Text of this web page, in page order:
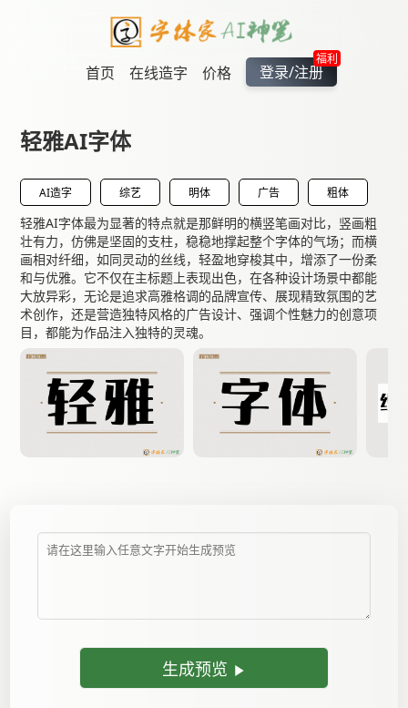
首页 在线造字 价格
福利
登录/注册
轻雅AI字体
AI造字 综艺 明体 广告 粗体
轻雅AI字体最为显著的特点就是那鲜明的横竖笔画对比，竖画粗
壮有力，仿佛是坚固的支柱，稳稳地撑起整个字体的气场；而横
画相对纤细，如同灵动的丝线，轻盈地穿梭其中，增添了一份柔
和与优雅。它不仅在主标题上表现出色，在各种设计场景中都能
大放异彩，无论是追求高雅格调的品牌宣传、展现精致氛围的艺
术创作，还是营造独特风格的广告设计、强调个性魅力的创意项
目，都能为作品注入独特的灵魂。
生成预览